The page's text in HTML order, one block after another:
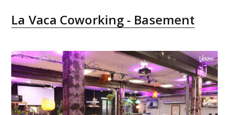
La Vaca Coworking - Basement